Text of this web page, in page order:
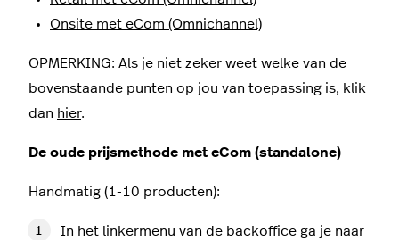
Onsite met eCom (Omnichannel)
OPMERKING: Als je niet zeker weet welke van de
bovenstaande punten op jou van toepassing is, klik
dan hier.
De oude prijsmethode met eCom (standalone)
Handmatig (1-10 producten):
In het linkermenu van de backoffice ga je naar